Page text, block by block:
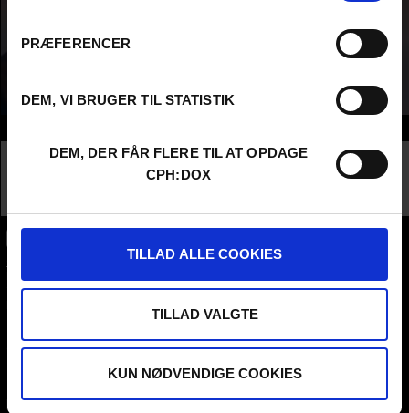
PRÆFERENCER
DEM, VI BRUGER TIL STATISTIK
DEM, DER FÅR FLERE TIL AT OPDAGE
CPH:DOX
TILLAD ALLE COOKIES
TILLAD VALGTE
KUN NØDVENDIGE COOKIES
Nationalitet
France
The National Film School of Denmark
Flæsketorvet 60, 3s
1711Copenhagen V
CVR31285569
FESTIVAL 2026 DA STREAMING